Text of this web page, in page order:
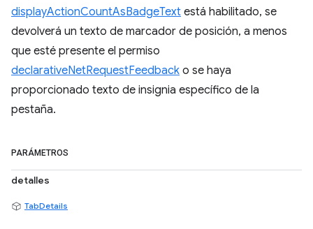
displayActionCountAsBadgeText está habilitado, se
devolverá un texto de marcador de posición, a menos
que esté presente el permiso
declarativeNetRequestFeedback o se haya
proporcionado texto de insignia específico de la
pestaña.
PARÁMETROS
detalles
TabDetails